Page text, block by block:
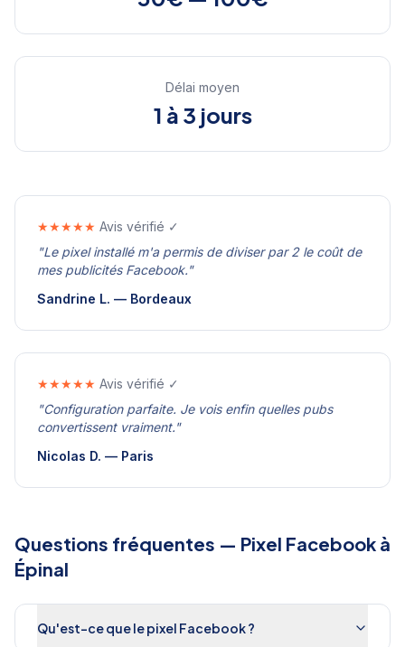
Délai moyen
1 à 3 jours
★★★★★ Avis vérifié ✓
"Le pixel installé m'a permis de diviser par 2 le coût de
mes publicités Facebook."
Sandrine L. — Bordeaux
★★★★★ Avis vérifié ✓
"Configuration parfaite. Je vois enfin quelles pubs
convertissent vraiment."
Nicolas D. — Paris
Questions fréquentes — Pixel Facebook à
Épinal
Qu'est-ce que le pixel Facebook ?